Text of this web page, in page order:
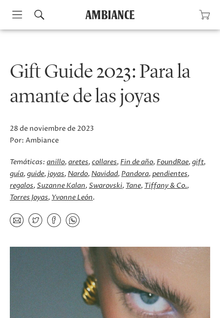
Skip
Gift Guide 2023: Para la
amante de las joyas
28 de noviembre de 2023
Por: Ambiance
Temáticas: anillo aretes collares Fin de año FoundRae gift
guía guide joyas Nardo Navidad Pandora pendientes
regalos Suzanne Kalan Swarovski Tane Tiffany & Co.
Torres Joyas Yvonne León